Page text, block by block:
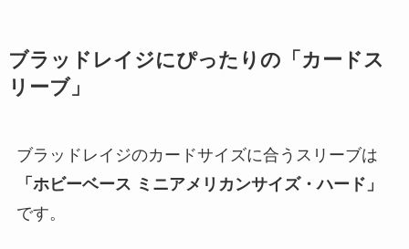
ブラッドレイジにぴったりの「カードス
リーブ」
ブラッドレイジのカードサイズに合うスリーブは
「ホビーベース ミニアメリカンサイズ・ハード」
です。